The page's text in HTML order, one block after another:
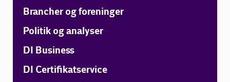
Brancher og foreninger
Politik og analyser
DI Business
DI Certifikatservice